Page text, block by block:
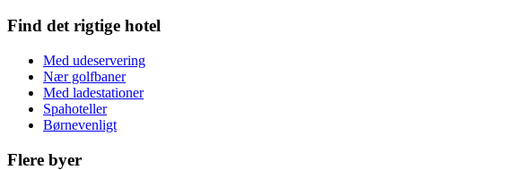
Find det rigtige hotel
Med udeservering
Nær golfbaner
Med ladestationer
Spahoteller
Børnevenligt
Flere byer